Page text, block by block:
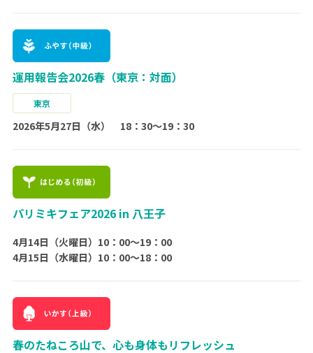
運用報告会2026春（東京：対面）
東京
2026年5月27日（水） 18：30～19：30
パリミキフェア2026 in 八王子
4月14日（火曜日）10：00〜19：00
4月15日（水曜日）10：00～18：00
春のたねころ山で、心も身体もリフレッシュ